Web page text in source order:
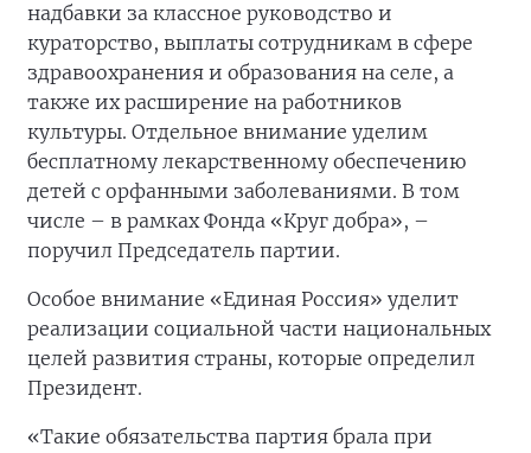
надбавки за классное руководство и
кураторство, выплаты сотрудникам в сфере
здравоохранения и образования на селе, а
также их расширение на работников
культуры. Отдельное внимание уделим
бесплатному лекарственному обеспечению
детей с орфанными заболеваниями. В том
числе – в рамках Фонда «Круг добра», –
поручил Председатель партии.
Особое внимание «Единая Россия» уделит
реализации социальной части национальных
целей развития страны, которые определил
Президент.
«Такие обязательства партия брала при